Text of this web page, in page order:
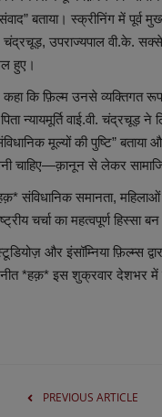
बताया। स्क्रीनिंग में पूर्व
चंद्रचूड़, उपराज्यपाल वी.के.
हुए।
कि फ़िल्म उनसे व्यक्तिगत
न्यायमूर्ति वाई.वी. चंद्रचूड़ ने
मूल्यों की पुष्टि” बताया
चाहिए—क़ानून से लेकर
संविधानिक समानता,
चर्चा का महत्वपूर्ण हिस्सा
और इंसॉम्निया फ़िल्म्स
*हक़* इस शुक्रवार देशभर में
PREVIOUS ARTICLE